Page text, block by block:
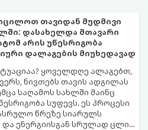
თავიდან მუდმივი
დასახელდა მთავარი
არის უწესრიგობა
დალაგების მიუხედავად
ყოველდღე ალაგებთ,
ნივთებს თავის ადგილას
საღამოს სახლში მაინც
სუფევს. ეს პროცესი
წრეზე სიარულს
და ენერგიისგან სრულად ცლის